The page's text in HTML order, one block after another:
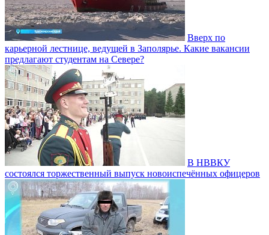
Вверх по
карьерной лестнице, ведущей в Заполярье. Какие вакансии
предлагают студентам на Севере?
В НВВКУ
состоялся торжественный выпуск новоиспечённых офицеров